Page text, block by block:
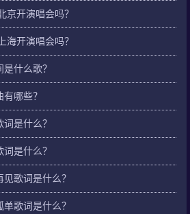
京开演唱会吗？
海开演唱会吗？
什么歌？
哪些？
是什么？
是什么？
歌词是什么？
歌词是什么？